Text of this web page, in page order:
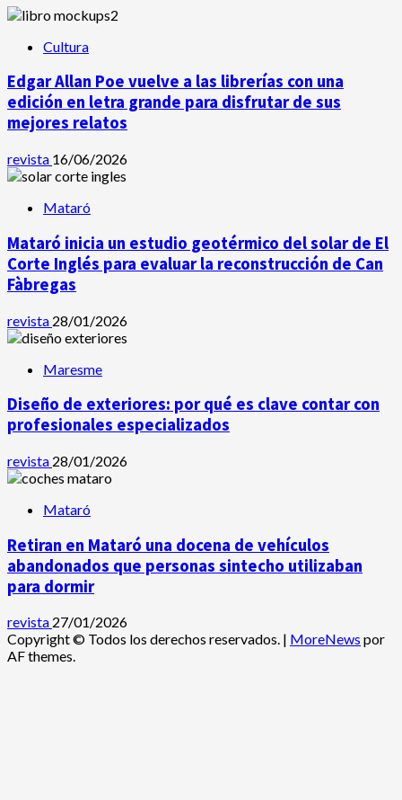
Cultura
Edgar Allan Poe vuelve a las librerías con una
edición en letra grande para disfrutar de sus
mejores relatos
revista 16/06/2026
Mataró
Mataró inicia un estudio geotérmico del solar de El
Corte Inglés para evaluar la reconstrucción de Can
Fàbregas
revista 28/01/2026
Maresme
Diseño de exteriores: por qué es clave contar con
profesionales especializados
revista 28/01/2026
Mataró
Retiran en Mataró una docena de vehículos
abandonados que personas sintecho utilizaban
para dormir
revista 27/01/2026
Copyright © Todos los derechos reservados. | MoreNews por
AF themes.